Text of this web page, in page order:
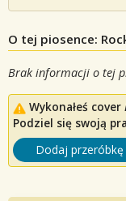
O tej piosence:
Brak informacji o tej
Wykonałeś cover
Podziel się swoją
Dodaj przeróbkę